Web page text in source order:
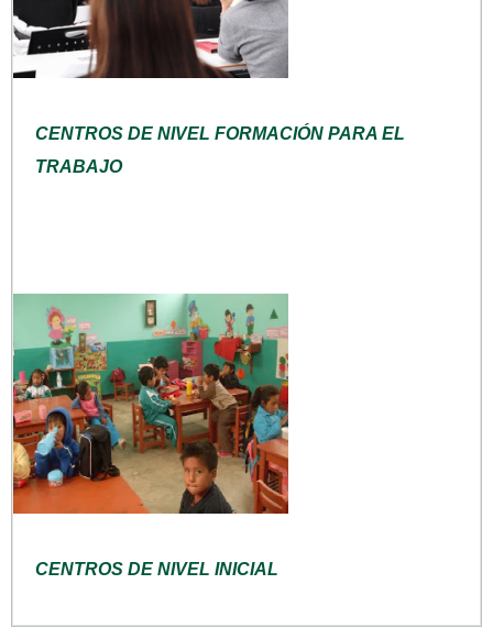
CENTROS DE NIVEL FORMACIÓN PARA EL
TRABAJO
CENTROS DE NIVEL INICIAL